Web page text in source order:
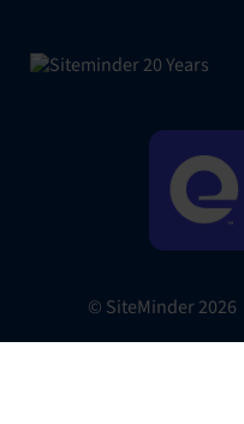
© SiteMinder2026